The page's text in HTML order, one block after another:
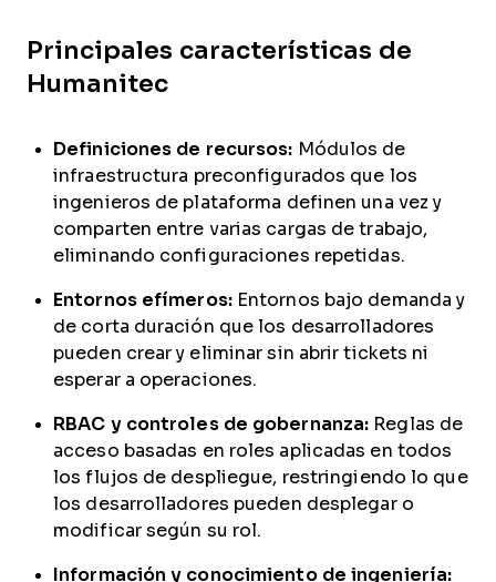
Principales características de
Humanitec
Definiciones de recursos: Módulos de
infraestructura preconfigurados que los
ingenieros de plataforma definen una vez y
comparten entre varias cargas de trabajo,
eliminando configuraciones repetidas.
Entornos efímeros:Entornos bajo demanda y
de corta duración que los desarrolladores
pueden crear y eliminar sin abrir tickets ni
esperar a operaciones.
RBAC y controles de gobernanza: Reglas de
acceso basadas en roles aplicadas en todos
los flujos de despliegue, restringiendo lo que
los desarrolladores pueden desplegar o
modificar según su rol.
Información y conocimiento de ingeniería: